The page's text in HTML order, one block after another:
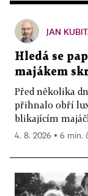
JAN
Hledá se
majákem
Před několika
přihnalo obří
blikajícím
4. 8. 2026 ▪ 6 min.